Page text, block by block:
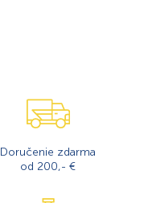
Doručenie zdarma
od 200,- €